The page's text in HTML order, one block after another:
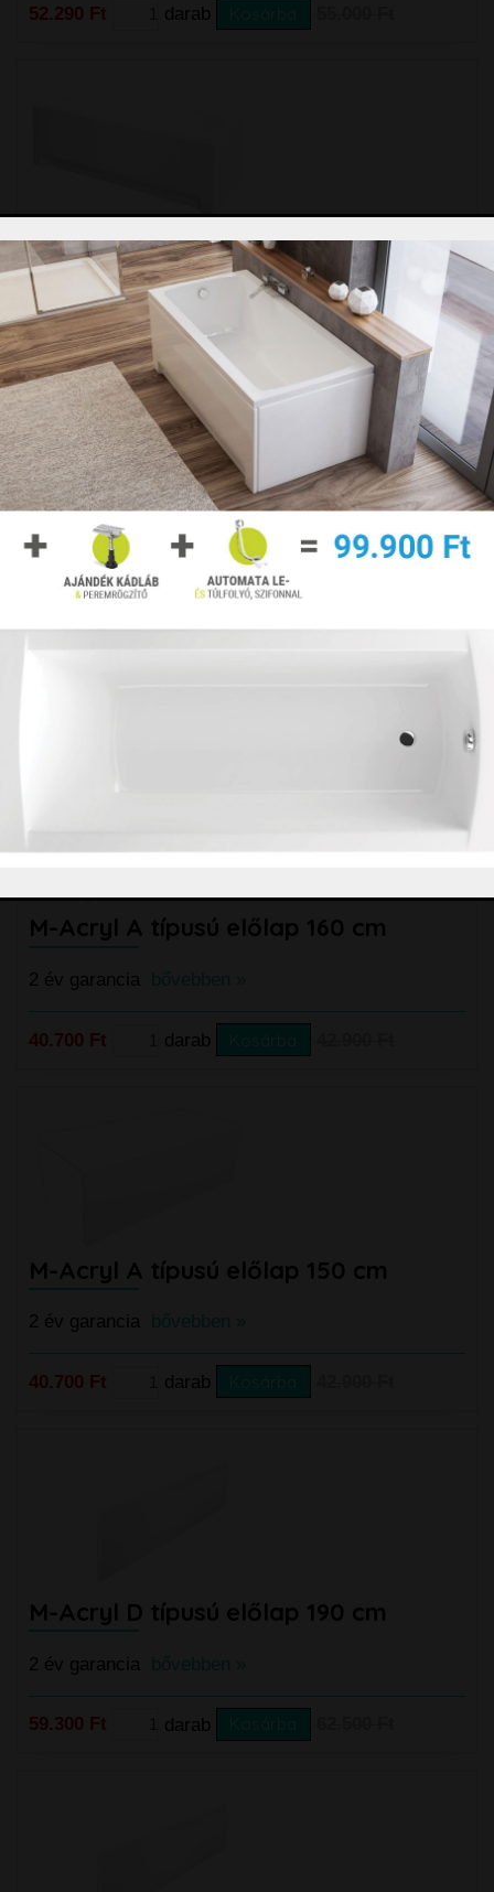
52.290 Ft darab Kosárba
M-Acryl C típusú előlap 150 cm
2 év garanciabővebben »
52.290 Ft darab 55.000 Ft
M-Acryl A típusú előlap 170 cm
M-Acryl A típusú előlap 160 cm
2 év garancia bővebben »
40.700 Ft darab Kosárba
M-Acryl A típusú előlap 150 cm
2 év garancia bővebben »
40.700 Ft darab Kosárba
M-Acryl D típusú előlap 190 cm
2 év garancia bővebben »
59.300 Ft darab Kosárba